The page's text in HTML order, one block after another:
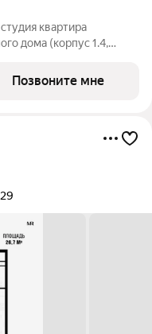
квартира
дома (корпус 1.4,
метро
автомобиле
Позвоните мне
29